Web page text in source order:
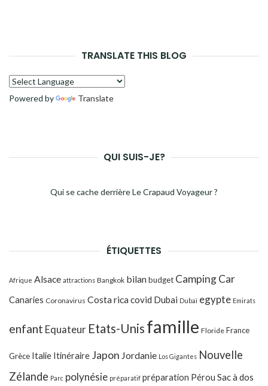
TRANSLATE THIS BLOG
Powered by Translate
QUI SUIS-JE?
Qui se cache derrière Le Crapaud Voyageur ?
ÉTIQUETTES
Afrique Alsace attractions Bangkok bilanbudget Camping Car
Canaries Coronavirus Costa ricacovid Dubai Dubaï egypte Emirats
enfant Equateur Etats-Unis famille Floride France
Grèce Italie Itinéraire Japon Jordanie Los Gigantes Nouvelle
Zélande Parc polynésie préparatif préparation Pérou Sac à dos